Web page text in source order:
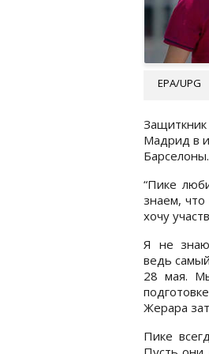
EPA/UPG
Мадрид в
Барселоны.
“Пике
знаем,
хочу
Я не
ведь
28 мая.
Жерара
Пике